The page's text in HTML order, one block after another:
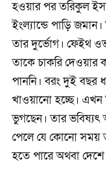
হওয়ার পর তরিকুল
ইংল্যান্ডে পাড়ি
তার দুর্ভোগ। ফেইথ
তাকে চাকরি দেওয়ার
পাননি। বরং দুই বছর
খাওয়ানো হচ্ছে। এখন
ভুগছেন। তার ভবিষ্যৎ
পেলে যে কোনো সময়
হতে পারে অথবা